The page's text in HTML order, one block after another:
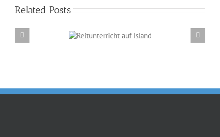
Related Posts
auf
Erzählabende mit Eve Barmettler und Ewald